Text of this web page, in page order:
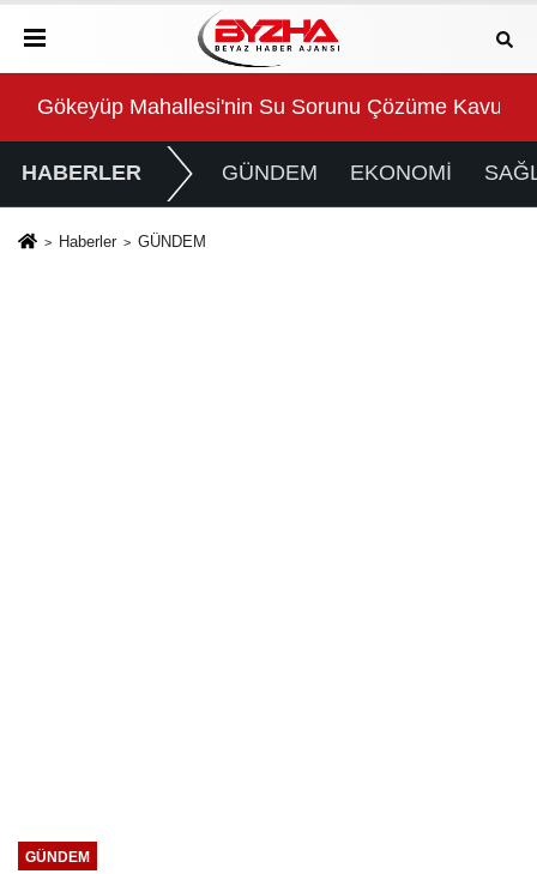
Gökeyüp Mahallesi'nin Su Sorunu Çözüme
HABERLER GÜNDEM EKONOMİ
Haberler GÜNDEM
GÜNDEM